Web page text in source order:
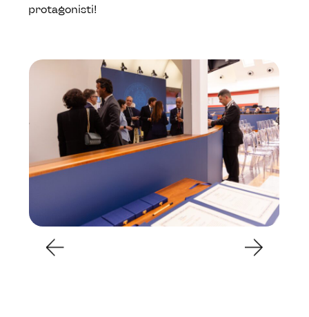
protagonisti!